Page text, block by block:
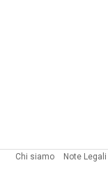
Chi siamo Note Legali